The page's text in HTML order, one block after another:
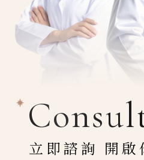
立即諮詢 開啟